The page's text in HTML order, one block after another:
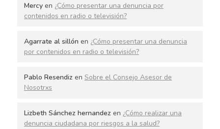
Mercy en ¿Cómo presentar una denuncia por
contenidos en radio o televisión?
Agarrate al sillón en ¿Cómo presentar una denuncia
por contenidos en radio o televisión?
Pablo Resendiz en Sobre el Consejo Asesor de
Nosotrxs
Lizbeth Sánchez hernandez en ¿Cómo realizar una
denuncia ciudadana por riesgos a la salud?